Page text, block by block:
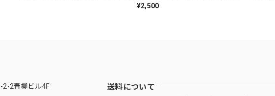
¥2,500
2-2青柳ビル4F
送料について